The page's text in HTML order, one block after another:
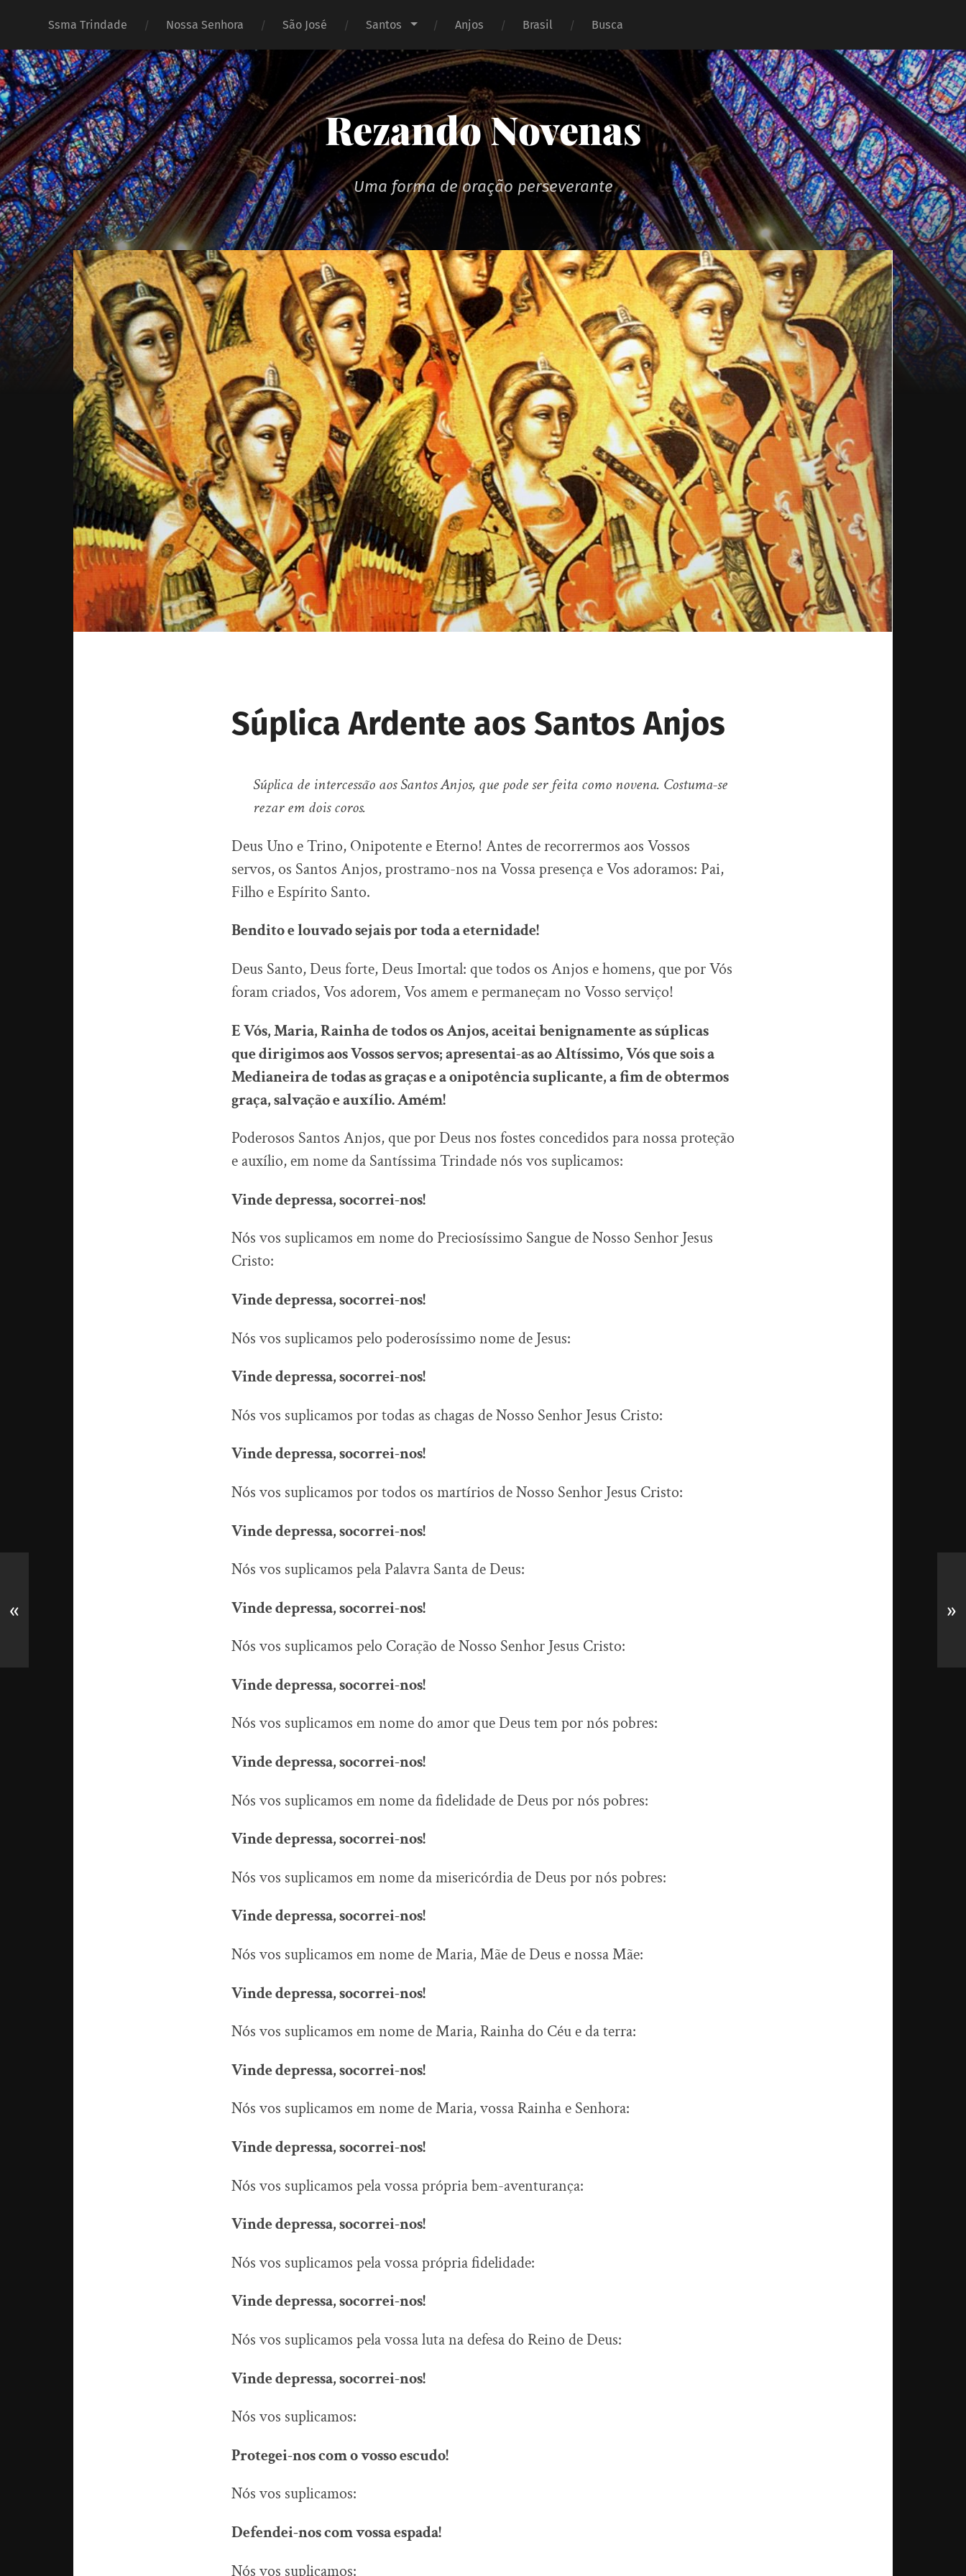
Ssma Trindade Nossa Senhora São José Santos Anjos Brasil Busca
Rezando Novenas
Uma forma de oração perseverante
Súplica Ardente aos Santos Anjos
Súplica de intercessão aos Santos Anjos, que pode ser feita como novena. Costuma-se
rezar em dois coros.
Deus Uno e Trino, Onipotente e Eterno! Antes de recorrermos aos Vossos
servos, os Santos Anjos, prostramo-nos na Vossa presença e Vos adoramos: Pai,
Filho e Espírito Santo.
Bendito e louvado sejais por toda a eternidade!
Deus Santo, Deus forte, Deus Imortal: que todos os Anjos e homens, que por Vós
foram criados, Vos adorem, Vos amem e permaneçam no Vosso serviço!
E Vós, Maria, Rainha de todos os Anjos, aceitai benignamente as súplicas
que dirigimos aos Vossos servos; apresentai-as ao Altíssimo, Vós que sois a
Medianeira de todas as graças e a onipotência suplicante, a fim de obtermos
graça, salvação e auxílio. Amém!
Poderosos Santos Anjos, que por Deus nos fostes concedidos para nossa proteção
e auxílio, em nome da Santíssima Trindade nós vos suplicamos:
Vinde depressa, socorrei-nos!
Nós vos suplicamos em nome do Preciosíssimo Sangue de Nosso Senhor Jesus
Cristo:
Vinde depressa, socorrei-nos!
Nós vos suplicamos pelo poderosíssimo nome de Jesus:
Vinde depressa, socorrei-nos!
Nós vos suplicamos por todas as chagas de Nosso Senhor Jesus Cristo:
Vinde depressa, socorrei-nos!
Nós vos suplicamos por todos os martírios de Nosso Senhor Jesus Cristo:
Vinde depressa, socorrei-nos!
Nós vos suplicamos pela Palavra Santa de Deus:
Vinde depressa, socorrei-nos!
Nós vos suplicamos pelo Coração de Nosso Senhor Jesus Cristo:
Vinde depressa, socorrei-nos!
Nós vos suplicamos em nome do amor que Deus tem por nós pobres:
Vinde depressa, socorrei-nos!
Nós vos suplicamos em nome da fidelidade de Deus por nós pobres:
Vinde depressa, socorrei-nos!
Nós vos suplicamos em nome da misericórdia de Deus por nós pobres:
Vinde depressa, socorrei-nos!
Nós vos suplicamos em nome de Maria, Mãe de Deus e nossa Mãe:
Vinde depressa, socorrei-nos!
Nós vos suplicamos em nome de Maria, Rainha do Céu e da terra:
Vinde depressa, socorrei-nos!
Nós vos suplicamos em nome de Maria, vossa Rainha e Senhora:
Vinde depressa, socorrei-nos!
Nós vos suplicamos pela vossa própria bem-aventurança:
Vinde depressa, socorrei-nos!
Nós vos suplicamos pela vossa própria fidelidade:
Vinde depressa, socorrei-nos!
Nós vos suplicamos pela vossa luta na defesa do Reino de Deus:
Vinde depressa, socorrei-nos!
Nós vos suplicamos:
Protegei-nos com o vosso escudo!
Nós vos suplicamos:
Defendei-nos com vossa espada!
Nós vos suplicamos:
« »